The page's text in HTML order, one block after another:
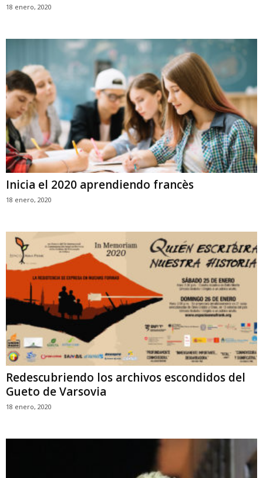
18 enero, 2020
Inicia el 2020 aprendiendo francès
18 enero, 2020
Redescubriendo los archivos escondidos del
Gueto de Varsovia
18 enero, 2020